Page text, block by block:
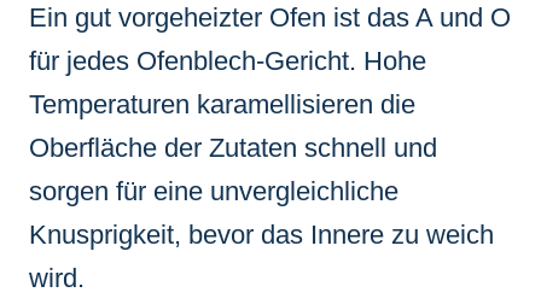
Ein gut vorgeheizter Ofen ist das A und O
für jedes Ofenblech-Gericht. Hohe
Temperaturen karamellisieren die
Oberfläche der Zutaten schnell und
sorgen für eine unvergleichliche
Knusprigkeit, bevor das Innere zu weich
wird.